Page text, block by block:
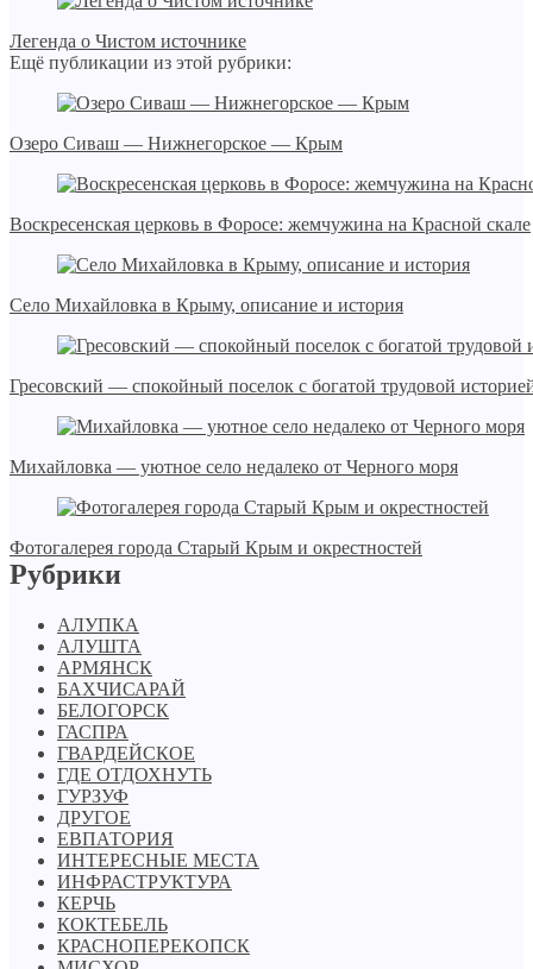
Легенда о Чистом источнике
Ещё публикации из этой рубрики:
Озеро Сиваш — Нижнегорское — Крым
Воскресенская церковь в Форосе: жемчужина на Красной скале
Село Михайловка в Крыму, описание и история
Гресовский — спокойный поселок с богатой трудовой
Михайловка — уютное село недалеко от Черного моря
Фотогалерея города Старый Крым и окрестностей
Рубрики
АЛУПКА
АЛУШТА
АРМЯНСК
БАХЧИСАРАЙ
БЕЛОГОРСК
ГАСПРА
ГВАРДЕЙСКОЕ
ГДЕ ОТДОХНУТЬ
ГУРЗУФ
ДРУГОЕ
ЕВПАТОРИЯ
ИНТЕРЕСНЫЕ МЕСТА
ИНФРАСТРУКТУРА
КЕРЧЬ
КОКТЕБЕЛЬ
КРАСНОПЕРЕКОПСК